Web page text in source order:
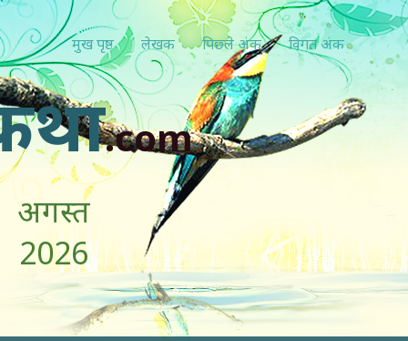
मुख पृष्ठ लेखक पिछ्ले अंक विगत अंक
.com
अगस्त
2026